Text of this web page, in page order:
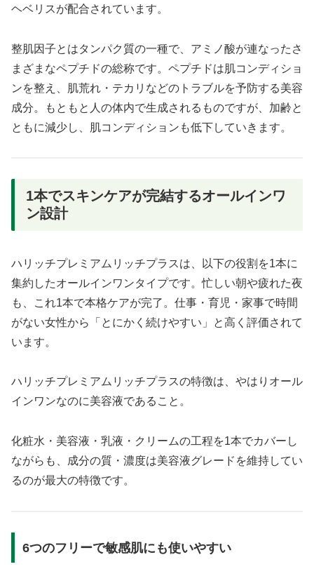
ヘベリスが配合されています。
整肌因子とはタンパク質の一種で、アミノ酸が連なったさ
まざまなペプチドの総称です。ペプチドは肌コンディショ
ンを整え、肌荒れ・テカリなどのトラブルを予防する美容
成分。もともと人の体内で生成されるものですが、加齢と
ともに減少し、肌コンディションも低下していきます。
1本でスキンケアが完結するオールインワ
ン設計
ハリッチプレミアムリッチプラスは、以下の役割を1本に
集約したオールインワンタイプです。忙しい朝や疲れた夜
も、これ1本で本格ケアが完了。仕事・育児・家事で時間
がない女性から「とにかく続けやすい」と高く評価されて
います。
ハリッチプレミアムリッチプラスの特徴は、やはりオール
インワンなのに美容液であること。
化粧水・美容液・乳液・クリームの工程を1本でカバーし
ながらも、成分の質・濃度は美容液グレードを維持してい
るのが最大の特徴です。
6つのフリーで敏感肌にも使いやすい